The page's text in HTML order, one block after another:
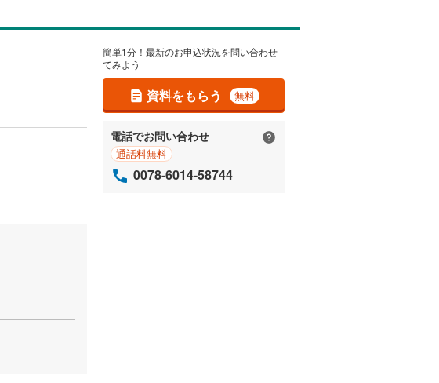
簡単1分！最新のお申込状況を問い合わせ
てみよう
資料をもらう 無料
電話でお問い合わせ
通話料無料
0078-6014-58744